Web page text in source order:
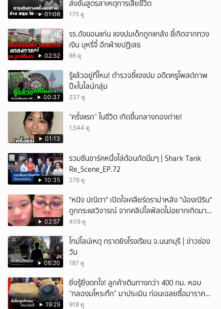
01:06
ส่งชันสูตรสาเหตุการเสียชีวิต
175 ดู
02:52
รร.ดังขอนแก่น แจงปมเด็กถูกแกล้ง ชี้เกิดจากทวง
เงิน บุหรี่จี้ อีกฝ่ายปฏิเสธ
86 ดู
00:37
รู้แล้วอยู่ที่ไหน! ตำรวจชี้แจงปม อดีตครูโพสต์ภาพ
ปืxในไลน์กลุ่ม
237 ดู
01:13
“ครั้งแรก” ในชีวิต เกิดขึ้นกลางกองถ่าย!
1,544 ดู
10:35
รวมซีนชาร์คหนึ่งไล่ต้อนกัดนิ่มๆ | Shark Tank
Re_Scene_EP.72
276 ดู
02:57
"หนิง ปณิตา" เปิดใจเคลียร์ดราม่าหลัง "น้องณิริน"
ถูกกระแสวิจารณ์ จากคลิปไลฟ์สดไม่อยากเกิดมา
หน้าเหมือนพ่อ
409 ดู
06:20
ไทม์ไลน์เหตุ กราดยิงโรงเรียน จ.นนทบุรี | ข่าวช่อง
วัน
187 ดู
19:29
ยิ่งรู้ยิ่งตกใจ! ลูกค้าเดินทางกว่า 400 กม. หอบ
“กลองมโหระทึก” มาประเมิน ก่อนเฉลยซื้อมาราคา
เท่าไหร่?
918 ดู